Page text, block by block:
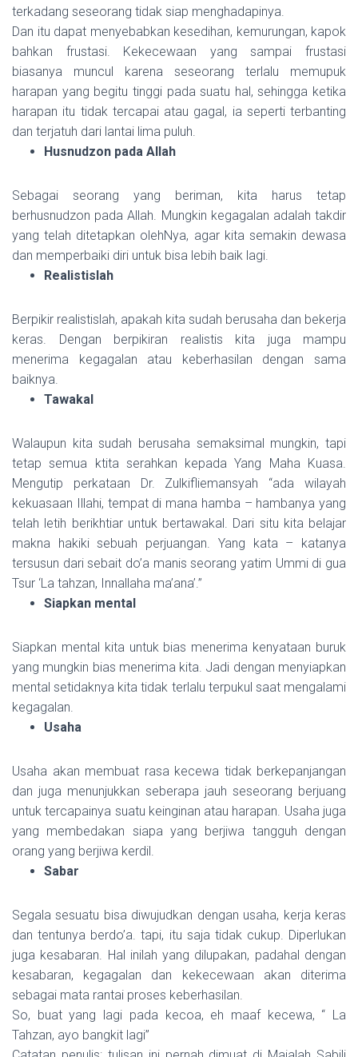
terkadang seseorang tidak siap menghadapinya.
Dan itu dapat menyebabkan kesedihan, kemurungan, kapok
bahkan frustasi. Kekecewaan yang sampai frustasi
biasanya muncul karena seseorang terlalu memupuk
harapan yang begitu tinggi pada suatu hal, sehingga ketika
harapan itu tidak tercapai atau gagal, ia seperti terbanting
dan terjatuh dari lantai lima puluh.
Husnudzon pada Allah
Sebagai seorang yang beriman, kita harus tetap
berhusnudzon pada Allah. Mungkin kegagalan adalah takdir
yang telah ditetapkan olehNya, agar kita semakin dewasa
dan memperbaiki diri untuk bisa lebih baik lagi.
Realistislah
Berpikir realistislah, apakah kita sudah berusaha dan bekerja
keras. Dengan berpikiran realistis kita juga mampu
menerima kegagalan atau keberhasilan dengan sama
baiknya.
Tawakal
Walaupun kita sudah berusaha semaksimal mungkin, tapi
tetap semua ktita serahkan kepada Yang Maha Kuasa.
Mengutip perkataan Dr. Zulkifliemansyah “ada wilayah
kekuasaan Illahi, tempat di mana hamba – hambanya yang
telah letih berikhtiar untuk bertawakal. Dari situ kita belajar
makna hakiki sebuah perjuangan. Yang kata – katanya
tersusun dari sebait do’a manis seorang yatim Ummi di gua
Tsur ‘La tahzan, Innallaha ma’ana’.”
Siapkan mental
Siapkan mental kita untuk bias menerima kenyataan buruk
yang mungkin bias menerima kita. Jadi dengan menyiapkan
mental setidaknya kita tidak terlalu terpukul saat mengalami
kegagalan.
Usaha
Usaha akan membuat rasa kecewa tidak berkepanjangan
dan juga menunjukkan seberapa jauh seseorang berjuang
untuk tercapainya suatu keinginan atau harapan. Usaha juga
yang membedakan siapa yang berjiwa tangguh dengan
orang yang berjiwa kerdil.
Sabar
Segala sesuatu bisa diwujudkan dengan usaha, kerja keras
dan tentunya berdo’a. tapi, itu saja tidak cukup. Diperlukan
juga kesabaran. Hal inilah yang dilupakan, padahal dengan
kesabaran, kegagalan dan kekecewaan akan diterima
sebagai mata rantai proses keberhasilan.
So, buat yang lagi pada kecoa, eh maaf kecewa, “ La
Tahzan, ayo bangkit lagi”